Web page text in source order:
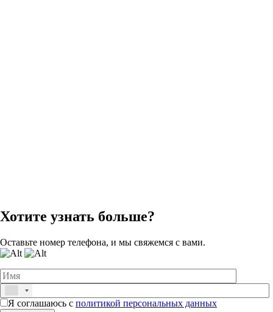
Хотите узнать больше?
Оставьте номер телефона, и мы свяжемся с вами.
Я соглашаюсь с политикой персональных данных